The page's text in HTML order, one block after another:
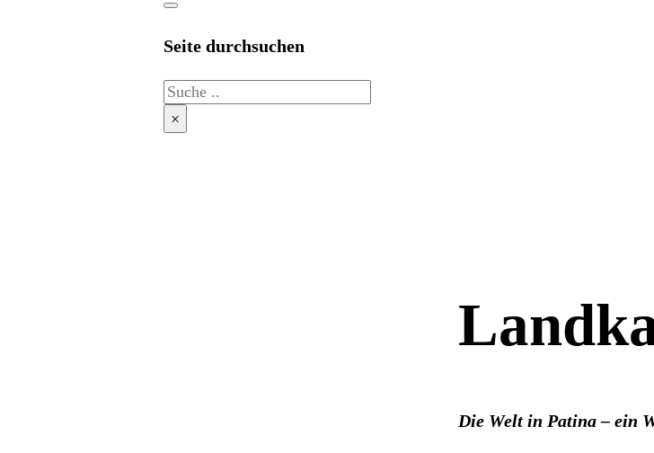
Seite durchsuchen
Suche
×
Die Welt in Patina – ein